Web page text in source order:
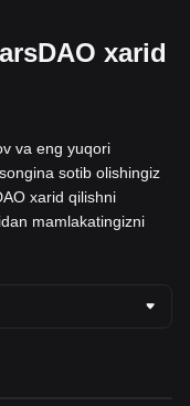
xarid
va eng yuqori
sotib olishingiz
xarid qilishni
mamlakatingizni